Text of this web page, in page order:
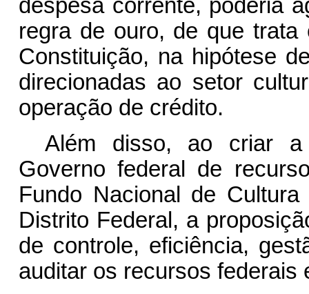
despesa corrente, poderia
regra de ouro, de que
Constituição, na hipótese
direcionadas ao setor
operação de crédito.
Além disso, ao criar a
Governo federal de
Fundo Nacional de
Distrito Federal, a
de controle, eficiência,
auditar os recursos federais